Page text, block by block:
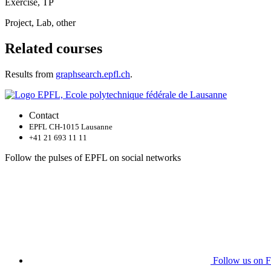
Exercise, TP
Project, Lab, other
Related courses
Results from graphsearch.epfl.ch.
Contact
EPFL CH-1015 Lausanne
+41 21 693 11 11
Follow the pulses of EPFL on social networks
Follow us on